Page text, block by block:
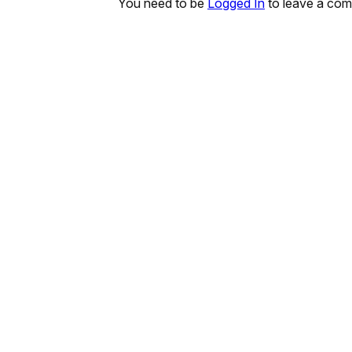
You need to be Logged In to leave a